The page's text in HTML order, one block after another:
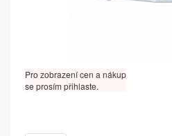
Pro zobrazení cen a nákup
se prosím přihlaste.